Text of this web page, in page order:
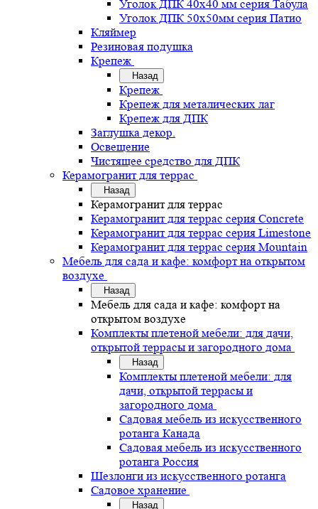
Уголок ДПК 40х40 мм серия Табула
Уголок ДПК 50х50мм серия Патио
Кляймер
Резиновая подушка
Крепеж
Назад
Крепеж
Крепеж для металических лаг
Крепеж для ДПК
Заглушка декор.
Освещение
Чистящее средство для ДПК
Керамогранит для террас
Назад
Керамогранит для террас
Керамогранит для террас серия Concrete
Керамогранит для террас серия Limestone
Керамогранит для террас серия Mountain
Мебель для сада и кафе: комфорт на открытом
воздухе
Назад
Мебель для сада и кафе: комфорт на
открытом воздухе
Комплекты плетеной мебели: для дачи,
открытой террасы и загородного дома
Назад
Комплекты плетеной мебели: для
дачи, открытой террасы и
загородного дома
Садовая мебель из искусственного
ротанга Канада
Садовая мебель из искусственного
ротанга Россия
Шезлонги из искусственного ротанга
Садовое хранение
Назад